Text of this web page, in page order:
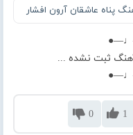
پناه عاشقان آرون افشار
آهنگ ثبت نشده ...
1
0